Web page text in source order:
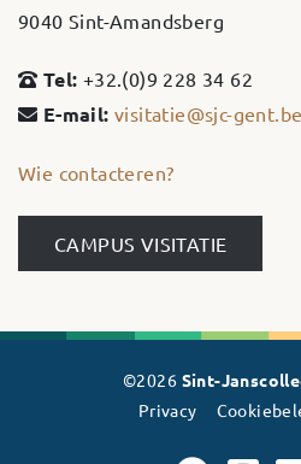
9040 Sint-Amandsberg
Tel: +32.(0)9 228 34 62
E-mail: visitatie@sjc-gent.be
Wie contacteren?
CAMPUS VISITATIE
©2026 Sint-
Privacy